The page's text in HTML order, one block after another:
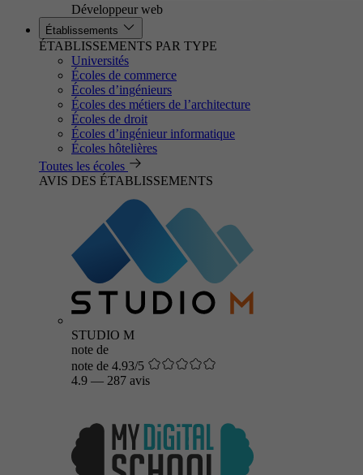
Développeur web
Établissements
ÉTABLISSEMENTS PAR TYPE
Universités
Écoles de commerce
Écoles d’ingénieurs
Écoles des métiers de l’architecture
Écoles de droit
Écoles d’ingénieur informatique
Écoles hôtelières
Toutes les écoles
AVIS DES ÉTABLISSEMENTS
STUDIO M
note de
note de 4.93/5
4.9 — 287 avis